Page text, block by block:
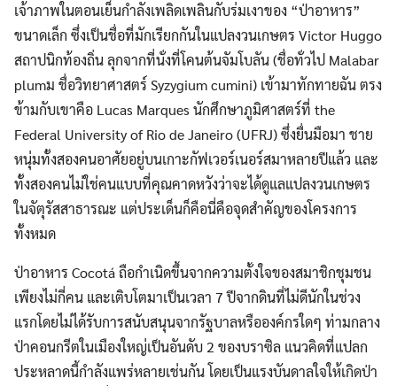
เจ้าภาพในตอนเย็นกำลังเพลิดเพลินกับร่มเงาของ “ป่าอาหาร”
ขนาดเล็ก ซึ่งเป็นชื่อที่มักเรียกกันในแปลงวนเกษตร Victor Huggo
สถาปนิกท้องถิ่น ลุกจากที่นั่งที่โคนต้นจัมโบลัน (ชื่อทั่วไป Malabar
plumม ชื่อวิทยาศาสตร์ Syzygium cumini) เข้ามาทักทายฉัน ตรง
ข้ามกับเขาคือ Lucas Marques นักศึกษาภูมิศาสตร์ที่ the
Federal University of Rio de Janeiro (UFRJ) ซึ่งยื่นมือมา ชาย
หนุ่มทั้งสองคนอาศัยอยู่บนเกาะกัฟเวอร์เนอร์สมาหลายปีแล้ว และ
ทั้งสองคนไม่ใช่คนแบบที่คุณคาดหวังว่าจะได้ดูแลแปลงวนเกษตร
ในจัตุรัสสาธารณะ แต่ประเด็นก็คือนี่คือจุดสำคัญของโครงการ
ทั้งหมด
ป่าอาหาร Cocotá ถือกำเนิดขึ้นจากความตั้งใจของสมาชิกชุมชน
เพียงไม่กี่คน และเติบโตมาเป็นเวลา 7 ปีจากดินที่ไม่ดีนักในช่วง
แรกโดยไม่ได้รับการสนับสนุนจากรัฐบาลหรือองค์กรใดๆ ท่ามกลาง
ป่าคอนกรีตในเมืองใหญ่เป็นอันดับ 2 ของบราซิล แนวคิดที่แปลก
ประหลาดนี้กำลังแพร่หลายเช่นกัน โดยเป็นแรงบันดาลใจให้เกิดป่า